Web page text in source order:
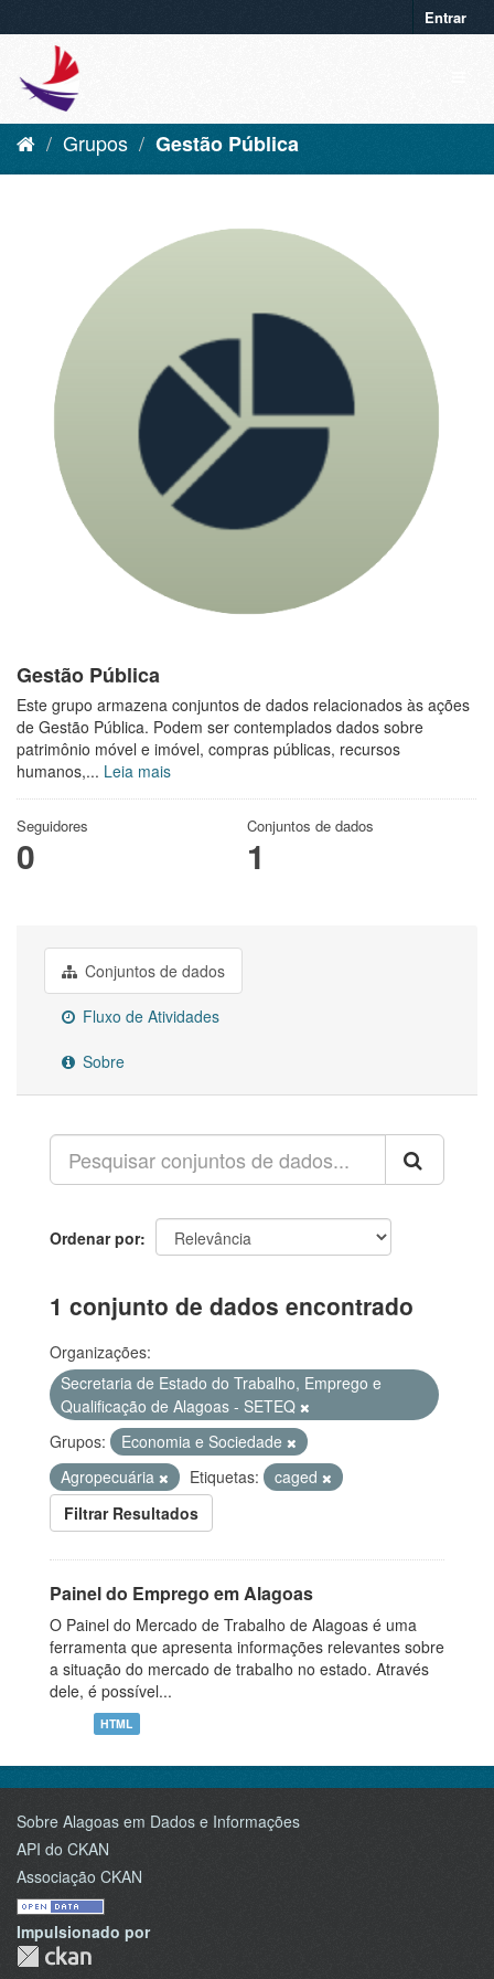
Entrar
Grupos Gestão Pública
Gestão Pública
Este grupo armazena conjuntos de dados relacionados às ações
de Gestão Pública. Podem ser contemplados dados sobre
patrimônio móvel e imóvel, compras públicas, recursos
humanos,... Leia mais
Seguidores
0
Conjuntos de dados
1
Conjuntos de dados
Fluxo de Atividades
Sobre
Ordenar por
1 conjunto de dados encontrado
Organizações:
Secretaria de Estado do Trabalho, Emprego e
Qualificação de Alagoas - SETEQ
Grupos:
Economia e Sociedade
Agropecuária
Etiquetas:
caged
Filtrar Resultados
Painel do Emprego em Alagoas
O Painel do Mercado de Trabalho de Alagoas é uma
ferramenta que apresenta informações relevantes sobre
a situação do mercado de trabalho no estado. Através
dele, é possível...
HTML
Sobre Alagoas em Dados e Informações
API do CKAN
Associação CKAN
Impulsionado por